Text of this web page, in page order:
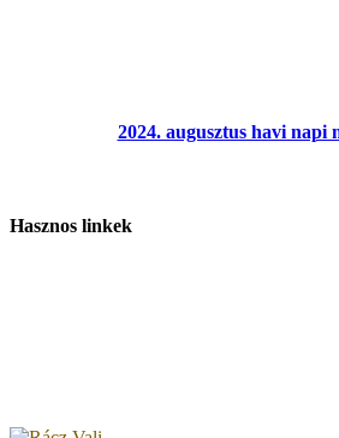
2024. augusztus havi napi
Hasznos linkek